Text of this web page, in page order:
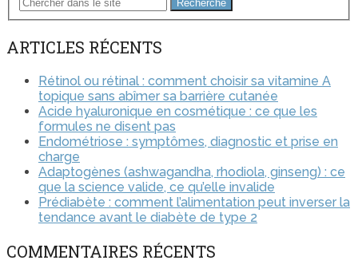
Recherche
ARTICLES RÉCENTS
Rétinol ou rétinal : comment choisir sa vitamine A
topique sans abîmer sa barrière cutanée
Acide hyaluronique en cosmétique : ce que les
formules ne disent pas
Endométriose : symptômes, diagnostic et prise en
charge
Adaptogènes (ashwagandha, rhodiola, ginseng) : ce
que la science valide, ce qu’elle invalide
Prédiabète : comment l’alimentation peut inverser la
tendance avant le diabète de type 2
COMMENTAIRES RÉCENTS